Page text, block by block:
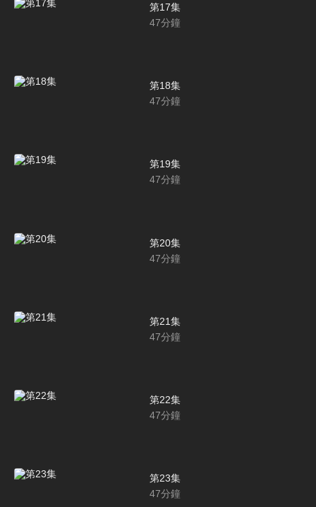
第17集
47分鐘
第18集
47分鐘
第19集
47分鐘
第20集
47分鐘
第21集
47分鐘
第22集
47分鐘
第23集
47分鐘